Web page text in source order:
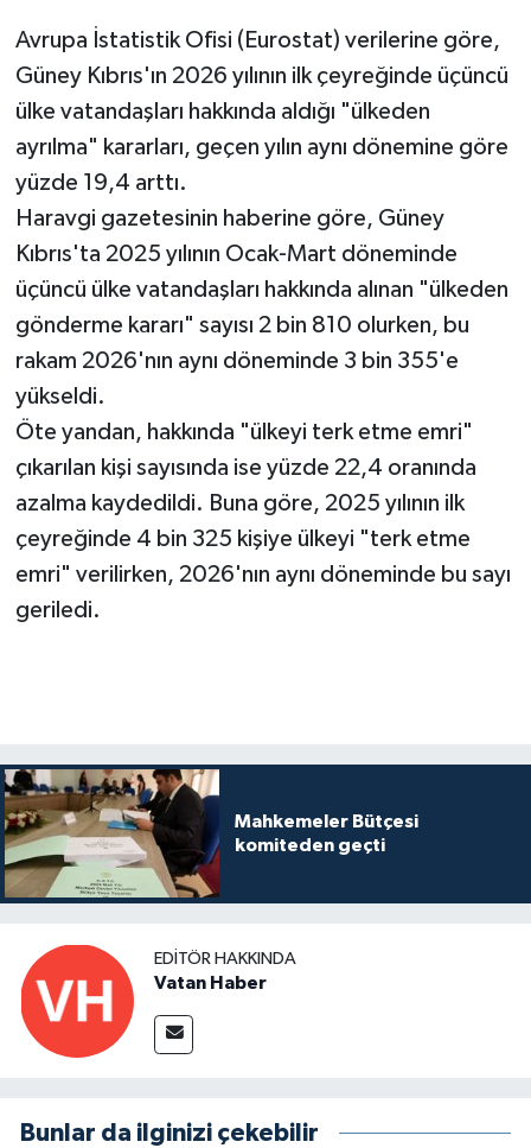
Avrupa İstatistik Ofisi (Eurostat) verilerine göre,
Güney Kıbrıs'ın 2026 yılının ilk çeyreğinde üçüncü
ülke vatandaşları hakkında aldığı "ülkeden
ayrılma" kararları, geçen yılın aynı dönemine göre
yüzde 19,4 arttı.
Haravgi gazetesinin haberine göre, Güney
Kıbrıs'ta 2025 yılının Ocak-Mart döneminde
üçüncü ülke vatandaşları hakkında alınan "ülkeden
gönderme kararı" sayısı 2 bin 810 olurken, bu
rakam 2026'nın aynı döneminde 3 bin 355'e
yükseldi.
Öte yandan, hakkında "ülkeyi terk etme emri"
çıkarılan kişi sayısında ise yüzde 22,4 oranında
azalma kaydedildi. Buna göre, 2025 yılının ilk
çeyreğinde 4 bin 325 kişiye ülkeyi "terk etme
emri" verilirken, 2026'nın aynı döneminde bu sayı
geriledi.
Mahkemeler Bütçesi
komiteden geçti
EDITÖR HAKKINDA
Vatan Haber
Bunlar da ilginizi çekebilir